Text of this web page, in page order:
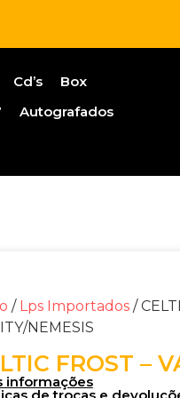
Cd’s
Box
Autografados
/ Lps Importados/
NEMESIS
FROST –
informações